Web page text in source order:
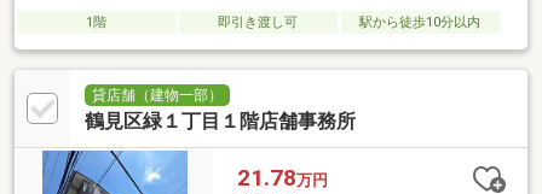
1階 即引き渡し可 駅から徒歩10分以内
貸店舗（建物一部）
鶴見区緑１丁目１階店舗事務所
21.78万円